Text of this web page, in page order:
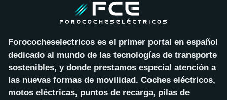
Forococheselectricos es el primer portal en español
dedicado al mundo de las tecnologías de transporte
sostenibles, y donde prestamos especial atención a
las nuevas formas de movilidad. Coches eléctricos,
motos eléctricas, puntos de recarga, pilas de